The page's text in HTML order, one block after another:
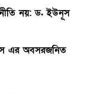
নয়: ড. ইউনূস
এর অবসরজনিত